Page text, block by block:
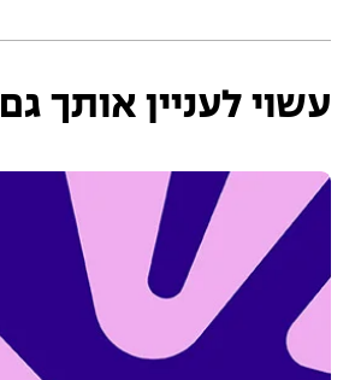
עשוי לעניין אותך גם